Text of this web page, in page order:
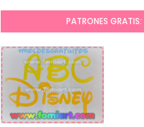
PATRONES GRATIS: